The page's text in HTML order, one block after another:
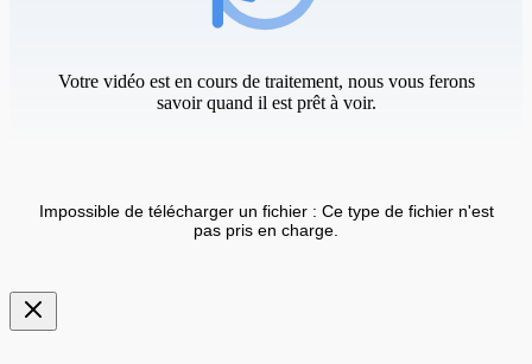
Votre vidéo est en cours de traitement, nous vous ferons
savoir quand il est prêt à voir.
Impossible de télécharger un fichier : Ce type de fichier n'est
pas pris en charge.